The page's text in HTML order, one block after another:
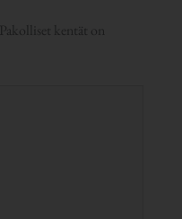
Pakolliset kentät on